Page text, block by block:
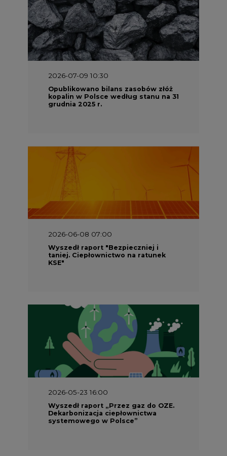
2026-07-09 10:30
Opublikowano bilans zasobów złóż
kopalin w Polsce według stanu na 31
grudnia 2025 r.
2026-06-08 07:00
Wyszedł raport "Bezpieczniej i
taniej. Ciepłownictwo na ratunek
KSE"
2026-05-23 16:00
Wyszedł raport „Przez gaz do OZE.
Dekarbonizacja ciepłownictwa
systemowego w Polsce”